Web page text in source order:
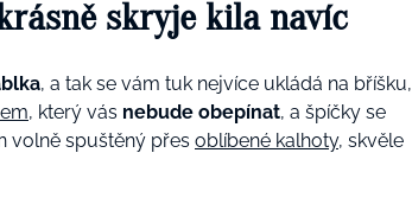
skryje kila navíc
, a tak se vám tuk nejvíce ukládá na bříšku,
, který vás nebude obepínat, a špíčky se
volně spuštěný přes oblíbené kalhoty, skvěle